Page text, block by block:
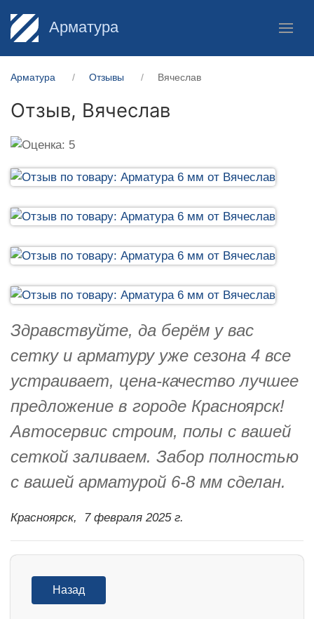
Арматура
Арматура Отзывы Вячеслав
Отзыв, Вячеслав
Здравствуйте, да берём у вас
сетку и арматуру уже сезона 4 все
устраивает, цена-качество лучшее
предложение в городе Красноярск!
Автосервис строим, полы с вашей
сеткой заливаем. Забор полностью
с вашей арматурой 6-8 мм сделан.
Красноярск, 7 февраля 2025 г.
Назад